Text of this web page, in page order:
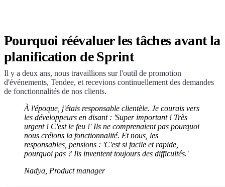
Pourquoi réévaluer les tâches avant la
planification de Sprint
Il y a deux ans, nous travaillions sur l'outil de promotion
d'événements, Tendee, et recevions continuellement des demandes
de fonctionnalités de nos clients.
À l'époque, j'étais responsable clientèle. Je courais vers
les développeurs en disant : 'Super important ! Très
urgent ! C'est le feu !' Ils ne comprenaient pas pourquoi
nous créions la fonctionnalité. Et nous, les
responsables, pensions : 'C'est si facile et rapide,
pourquoi pas ? Ils inventent toujours des difficultés.'
Nadya, Product manager